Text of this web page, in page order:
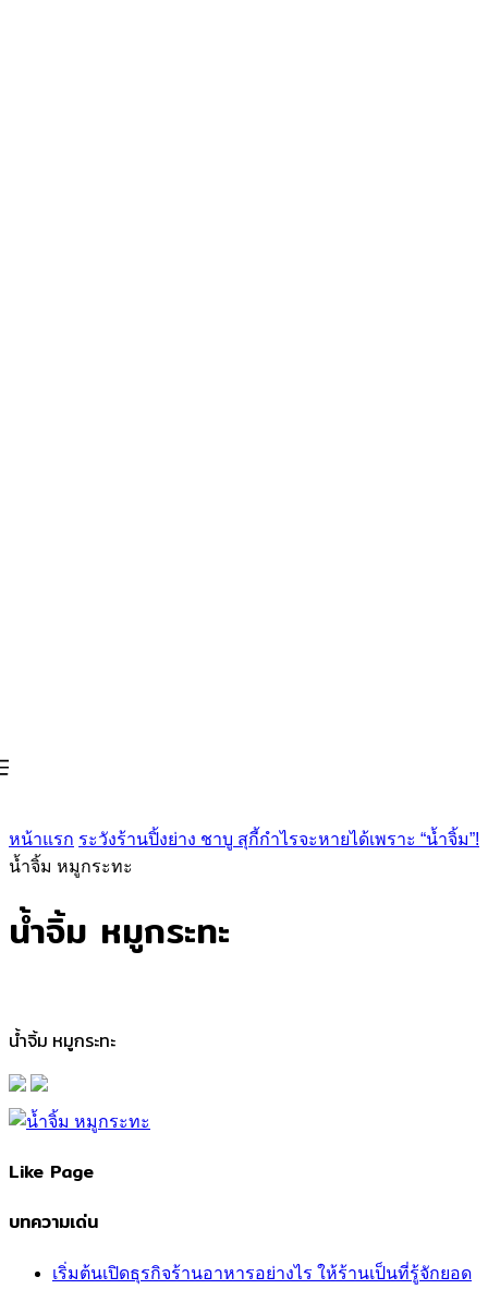
หน้าแรก ระวังร้านปิ้งย่าง ชาบู สุกี้กำไรจะหายได้เพราะ “น้ำจิ้ม”!
น้ำจิ้ม หมูกระทะ
น้ำจิ้ม หมูกระทะ
น้ำจิ้ม หมูกระทะ
Like Page
บทความเด่น
เริ่มต้นเปิดธุรกิจร้านอาหารอย่างไร ให้ร้านเป็นที่รู้จักยอด